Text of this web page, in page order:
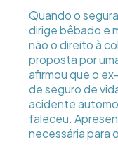
Quando o
dirige bêbado e
não o direito à
proposta por
afirmou que o
de seguro de
acidente
faleceu.
necessária para